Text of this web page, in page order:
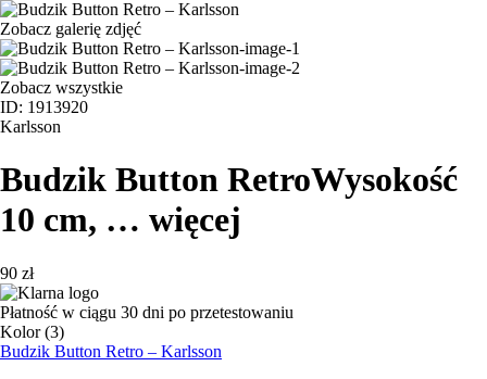
Zobacz galerię zdjęć
Zobacz wszystkie
ID: 1913920
Karlsson
Budzik Button RetroWysokość
10 cm, … więcej
90 zł
Płatność w ciągu 30 dni po przetestowaniu
Kolor (3)
Budzik Button Retro – Karlsson